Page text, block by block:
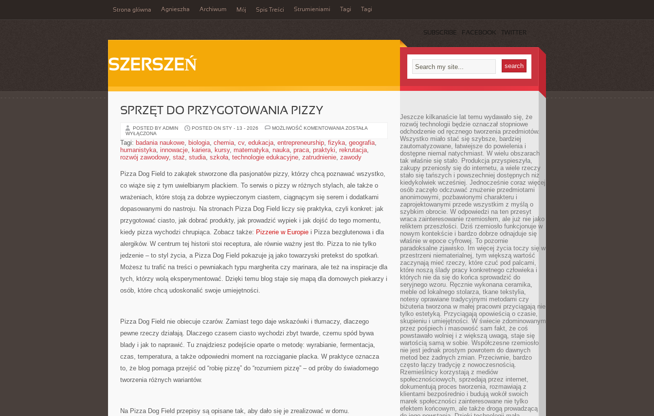
Strona główna Agnieszka Archiwum Mój Spis Treści Strumieniami Tagi Tagi
SUBSCRIBE FACEBOOK TWITTER
SZERSZEŃ
SPRZĘT DO PRZYGOTOWANIA PIZZY
POSTED BY ADMIN POSTED ON STY - 13 - 2026 MOŻLIWOŚĆ KOMENTOWANIA SPRZĘT
PIZZY
ZOSTAŁA
WYŁĄCZONA
Tagi: badania naukowe, biologia, chemia, cv, edukacja, entrepreneurship, fizyka, geografia,
humanistyka, innowacje, kariera, kursy, matematyka, nauka, praca, praktyki, rekrutacja,
rozwój zawodowy, staż, studia, szkoła, technologie edukacyjne, zatrudnienie, zawody
Pizza Dog Field to zakątek stworzone dla pasjonatów pizzy, którzy chcą poznawać wszystko,
co wiąże się z tym uwielbianym plackiem. To serwis o pizzy w różnych stylach, ale także o
wrażeniach, które stoją za dobrze wypieczonym ciastem, ciągnącym się serem i dodatkami
dopasowanymi do nastroju. Na stronach Pizza Dog Field liczy się praktyka, czyli konkret: jak
przygotować ciasto, jak dobrać produkty, jak prowadzić wypiek i jak dojść do tego momentu,
kiedy pizza wychodzi chrupiąca. Zobacz także: Pizzerie w Europie i Pizza bezglutenowa i dla
alergików. W centrum tej historii stoi receptura, ale równie ważny jest tło. Pizza to nie tylko
jedzenie – to styl życia, a Pizza Dog Field pokazuje ją jako towarzyski pretekst do spotkań.
Możesz tu trafić na treści o pewniakach typu margherita czy marinara, ale też na inspiracje dla
tych, którzy wolą eksperymentować. Dzięki temu blog staje się mapą dla domowych piekarzy i
osób, które chcą udoskonalić swoje umiejętności.
Pizza Dog Field nie obiecuje czarów. Zamiast tego daje wskazówki i tłumaczy, dlaczego
pewne rzeczy działają. Dlaczego czasem ciasto wychodzi zbyt twarde, czemu spód bywa
blady i jak to naprawić. Tu znajdziesz podejście oparte o metodę: wyrabianie, fermentacja,
czas, temperatura, a także odpowiedni moment na rozciąganie placka. W praktyce oznacza
to, że blog pomaga przejść od “robię pizzę” do “rozumiem pizzę” – od próby do świadomego
tworzenia różnych wariantów.
Na Pizza Dog Field przepisy są opisane tak, aby dało się je zrealizować w domu.
Jeszcze kilkanaście lat temu wydawało się, że
rozwój technologii będzie oznaczał stopniowe
odchodzenie od ręcznego tworzenia przedmiotów.
Wszystko miało stać się szybsze, bardziej
zautomatyzowane, łatwiejsze do powielenia i
dostępne niemal natychmiast. W wielu obszarach
tak właśnie się stało. Produkcja przyspieszyła,
zakupy przeniosły się do internetu, a wiele rzeczy
stało się tańszych i powszechniej dostępnych niż
kiedykolwiek wcześniej. Jednocześnie coraz więcej
osób zaczęło odczuwać znużenie przedmiotami
anonimowymi, pozbawionymi charakteru i
zaprojektowanymi przede wszystkim z myślą o
szybkim obrocie. W odpowiedzi na ten przesyt
wraca zainteresowanie rzemiosłem, ale już nie jako
reliktem przeszłości. Dziś rzemiosło funkcjonuje w
nowym kontekście i bardzo dobrze odnajduje się
właśnie w epoce cyfrowej. To pozornie
paradoksalne zjawisko. Im więcej życia toczy się w
przestrzeni niematerialnej, tym większą wartość
zaczynają mieć rzeczy, które czuć pod palcami,
które noszą ślady pracy konkretnego człowieka i
których nie da się do końca sprowadzić do
seryjnego wzoru. Ręcznie wykonana ceramika,
meble od lokalnego stolarza, tkane tekstylia,
notesy oprawiane tradycyjnymi metodami czy
biżuteria tworzona w małej pracowni przyciągają nie
tylko estetyką. Przyciągają opowieścią o czasie,
skupieniu i umiejętności. W świecie zdominowanym
przez pośpiech i masowość sam fakt, że coś
powstawało wolniej i z większą uwagą, staje się
wartością samą w sobie. Współczesne rzemiosło
nie jest jednak prostym powrotem do dawnych
metod bez żadnych zmian. Przeciwnie, bardzo
często łączy tradycję z nowoczesnością.
Rzemieślnicy korzystają z mediów
społecznościowych, sprzedają przez internet,
dokumentują proces tworzenia, rozmawiają z
klientami bezpośrednio i budują wokół swoich
marek społeczności zainteresowane nie tylko
efektem końcowym, ale także drogą prowadzącą